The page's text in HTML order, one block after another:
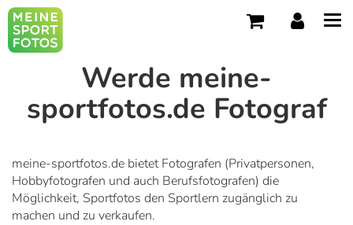
Werde meine-
sportfotos.de Fotograf
meine-sportfotos.de bietet Fotografen (Privatpersonen,
Hobbyfotografen und auch Berufsfotografen) die
Möglichkeit, Sportfotos den Sportlern zugänglich zu
machen und zu verkaufen.